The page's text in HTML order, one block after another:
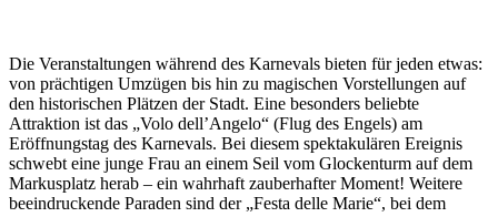
Die Veranstaltungen während des Karnevals bieten für jeden etwas:
von prächtigen Umzügen bis hin zu magischen Vorstellungen auf
den historischen Plätzen der Stadt. Eine besonders beliebte
Attraktion ist das „Volo dell’Angelo“ (Flug des Engels) am
Eröffnungstag des Karnevals. Bei diesem spektakulären Ereignis
schwebt eine junge Frau an einem Seil vom Glockenturm auf dem
Markusplatz herab – ein wahrhaft zauberhafter Moment! Weitere
beeindruckende Paraden sind der „Festa delle Marie“, bei dem